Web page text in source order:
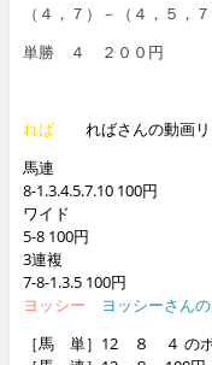
（４，７）－（４，５
単勝 ４ ２００円
れば
ればさんの動画リ
馬連
8-1.3.4.5.7.10 100円
ワイド
5-8 100円
3連複
7-8-1.3.5 100円
ヨッシー
ヨッシーさん
［馬 単］12 ８ ４ の